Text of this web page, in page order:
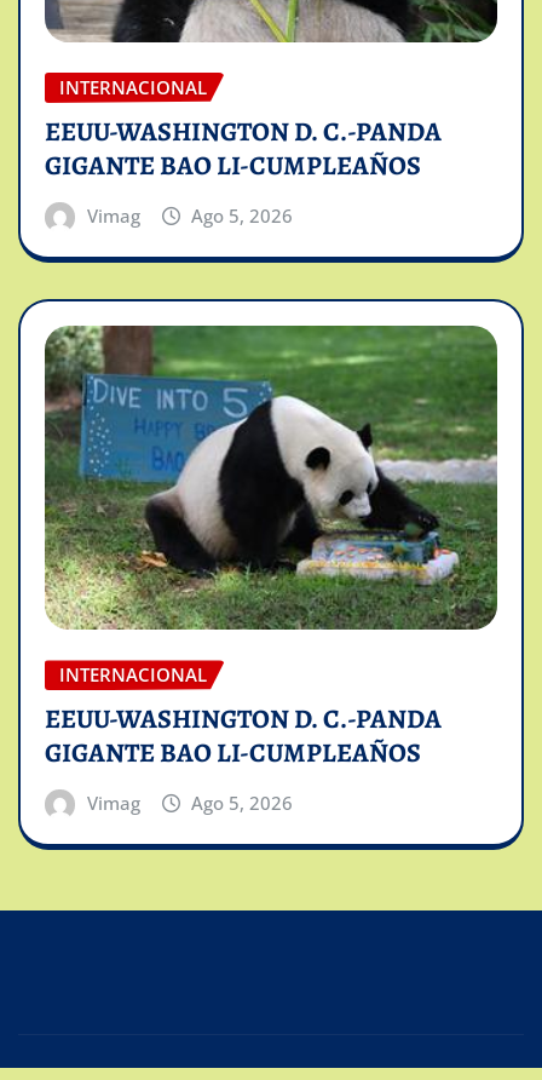
INTERNACIONAL
EEUU-WASHINGTON D. C.-PANDA
GIGANTE BAO LI-CUMPLEAÑOS
Vimag Ago 5, 2026
INTERNACIONAL
EEUU-WASHINGTON D. C.-PANDA
GIGANTE BAO LI-CUMPLEAÑOS
Vimag Ago 5, 2026